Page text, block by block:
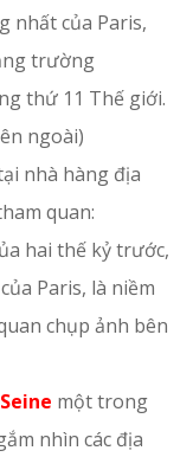
nhất của Paris,
trường
thứ 11 Thế giới.
ngoài)
nhà hàng địa
quan:
hai thế kỷ trước,
Paris, là niềm
chụp ảnh bên
một trong
nhìn các địa